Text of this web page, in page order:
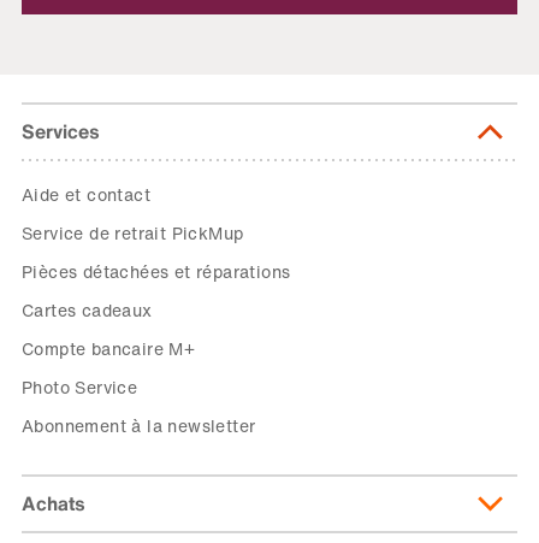
Services
Aide et contact
Service de retrait PickMup
Pièces détachées et réparations
Cartes cadeaux
Compte bancaire M+
Photo Service
Abonnement à la newsletter
Achats